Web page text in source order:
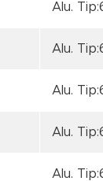
Alu.
Alu.
Alu.
Alu.
Alu.